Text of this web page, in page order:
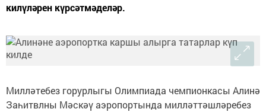
килүләрен күрсәтмәделәр.
Милләтебез горурлыгы Олимпиада чемпионкасы Алинә
Заһитвлны Мәскәү аэропортында милләттәшләребез